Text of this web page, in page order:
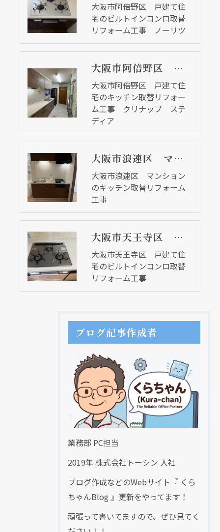
大阪市阿倍野区 戸建て住
宅のビルトインコンロ取替
リフォーム工事 ノーリツ
大阪市阿倍野区 戸建て住宅のキッチン取替リフォーム工事 クリナップ ステディア
大阪市阿倍野区 戸建て住
宅のキッチン取替リフォー
ム工事 クリナップ ステ
ディア
大阪市浪速区 マンションのキッチン取替リフォーム工事
大阪市浪速区 マンション
のキッチン取替リフォーム
工事
大阪市天王寺区 戸建て住宅のビルトインコンロ取替リフォーム工事
大阪市天王寺区 戸建て住
宅のビルトインコンロ取替
リフォーム工事
ブログ記事作成者
業務部 PC担当
2019年 株式会社トーシン 入社
ブログ作成などのWebサイト『 くら
ちゃんBlog 』更新をやってます！
頑張って書いてますので、ぜひ見てく